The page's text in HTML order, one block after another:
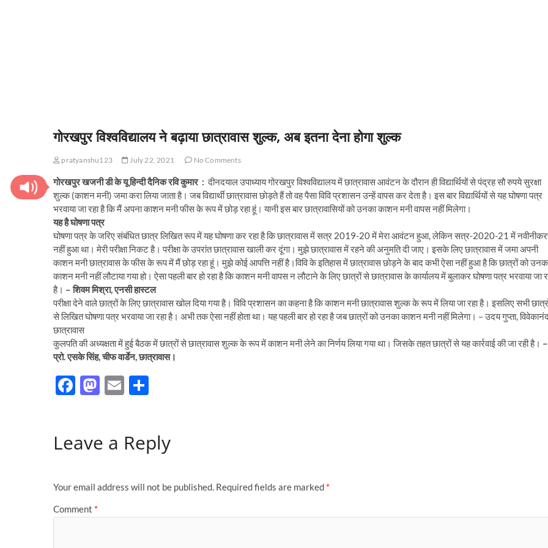
गोरखपुर विश्वविद्यालय ने बढ़ाया छात्रावास शुल्क, अब इतना देना होगा शुल्क
pratyanshu123 July 22, 2021 No Comments
गोरखपुर खजनी डी के यू हिन्दी दैनिक रवि कुमार : दीनदयाल उपाध्याय गोरखपुर विश्वविद्यालय में छात्रावास आवंटन के दौरान ही विद्यार्थियों से पंद्रह सौ रुपये सुरक्षा
शुल्क (काशन मनी) जमा करा लिया जाता है। जब विद्यार्थी छात्रावास छाेड़ते हैं तो वह पैसा विवि प्रशासन उन्हें वापस कर देता है। इस बार विद्यार्थियों से यह घोषणा पत्र
भरवाया जा रहा है कि मैं अपना काशन मनी फीस के रूप में छोड़ रहा हूं। यानी इस बार छात्रावासियों को उनका काशन मनी वापस नहीं मिलेगा।
यह है घोषणा पत्र
घोषणा पत्र के जरिए संबंधित छात्र लिखित रूप में यह घोषणा कर रहा है कि छात्रावास में सत्र 2019-20 में मेरा आवंटन हुआ, लेकिन सत्र-2020-21 में
नहीं हुआ था। मेरी परीक्षा निकट है। परीक्षा के उपरांत छात्रावास खाली कर दूंगा। मुझे छात्रावास में रहने की अनुमति दी जाए। इसके लिए छात्रावास में जमा अपनी
काशन मनी छात्रावास के फीस के रूप में मैं छोड़ रहा हूं। मुझे कोई आपत्ति नहीं है।विवि के इतिहास में छात्रावास छोड़ने के बाद कभी ऐसा नहीं हुआ है कि छात्रों को
काशन मनी नहीं लौटाया गया हो। ऐसा पहली बार हो रहा है कि काशन मनी वापस न लौटाने के लिए छात्रों से छात्रावास के कार्यालय में बुलाकर घोषणा पत्र भरवाया जा
है। – शिवम मिश्रा, एनसी हास्टल
परीक्षा देने वाले छात्रों के लिए छात्रावास खोल दिया गया है। विवि प्रशासन का कहना है कि काशन मनी छात्रावास शुल्क के रूप में लिया जा रहा है। इसलिए सभी
से लिखित घोषणा पत्र भरवाया जा रहा है। अभी तक ऐसा नहीं होता था। यह पहली बार हो रहा है जब छात्रों को उनका काशन मनी नहीं मिलेगा। – उदय गुप्ता,
छात्रावास
कुलपति की अध्यक्षता में हुई बैठक में छात्रों से छात्रावास शुल्क के रूप में काशन मनी लेने का निर्णय लिया गया था। जिसके तहत छात्रों से यह कार्रवाई की जा रही है। –
प्रो. एसके सिंह, चीफ वार्डेन, छात्रावास।
F
b
o
k
M
d
n
E
e
Leave a Reply
Your email address will not be published. Required fields are marked *
Comment *